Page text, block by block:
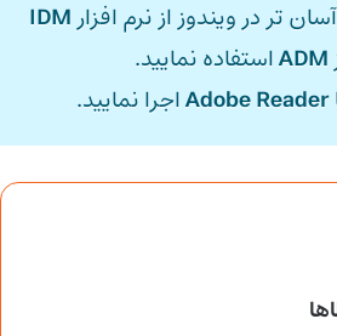
تر در ویندوز از نرم افزار IDM
ADMاستفاده نمایید.
Adobe Readerاجرا نمایید.